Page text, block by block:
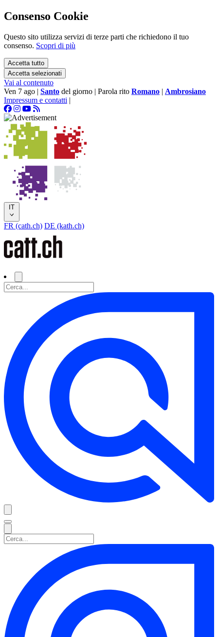
Consenso Cookie
Questo sito utilizza servizi di terze parti che richiedono il tuo
consenso. Scopri di più
Accetta tutto
Accetta selezionati
Vai al contenuto
Ven 7 ago | Santo del giorno | Parola rito Romano | Ambrosiano
Impressum e contatti |
IT
FR (cath.ch) DE (kath.ch)